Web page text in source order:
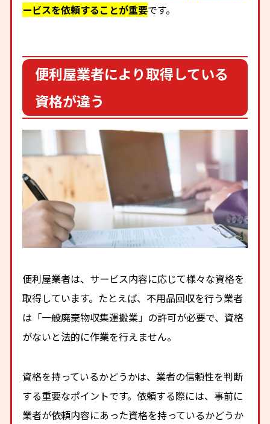
ービスを依頼することが重要です。
便利屋業者により取得している
資格が違う
便利屋業者は、サービス内容に応じて様々な資格を
取得しています。たとえば、不用品回収を行う業者
は「一般廃棄物収集運搬業」の許可が必要で、資格
がないと法的に作業を行えません。
資格を持っているかどうかは、業者の信頼性を判断
する重要なポイントです。依頼する際には、事前に
業者が依頼内容にあった資格を持っているかどうか